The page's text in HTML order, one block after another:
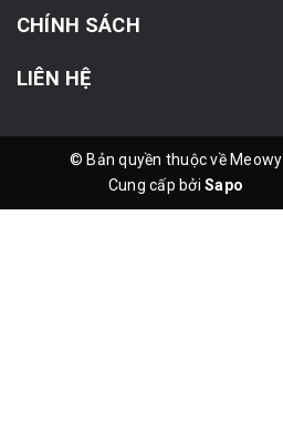
CHÍNH SÁCH
LIÊN HỆ
© Bản quyền thuộc về Meowy
Cung cấp bởiSapo